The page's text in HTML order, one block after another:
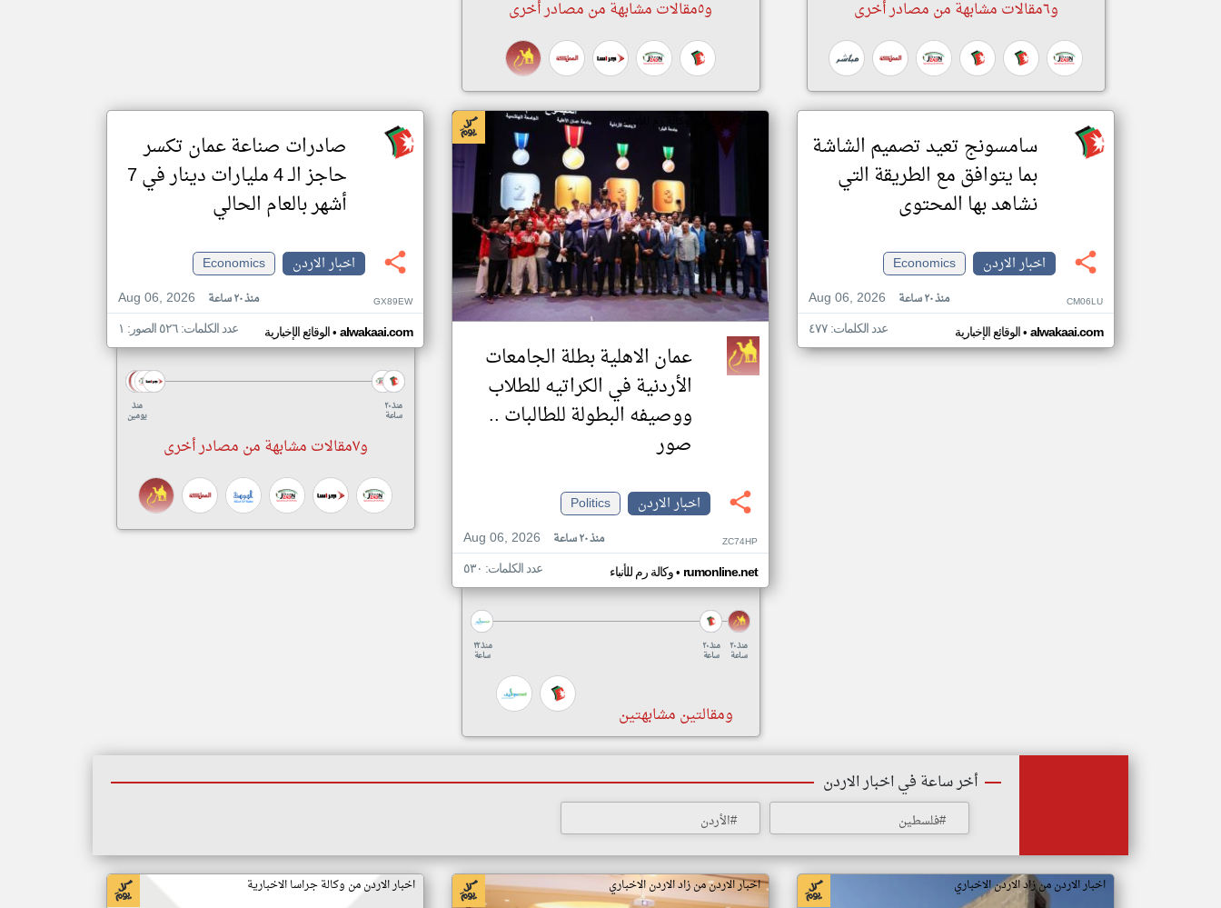
و٦مقالات مشابهة من مصادر أخرى و٥مقالات مشابهة من مصادر أخرى
سامسونج تعيد تصميم الشاشة
بما يتوافق مع الطريقة التي
نشاهد بها المحتوى
اخبار الاردن
Economics
Aug 06, 2026
منذ ٢٠ ساعة CM06LU
الوقائع الإخبارية• alwakaai.com عدد الكلمات: ٤٧٧
اخبار الاردن من وكالة رم للأنباء
عمان الاهلية بطلة الجامعات
الأردنية في الكراتيه للطلاب
ووصيفه البطولة للطالبات ..
صور
اخبار الاردن
Politics
Aug 06, 2026
منذ ٢٠ ساعة ZC74HP
وكالة رم للأنباء• rumonline.net عدد الكلمات: ٥٣٠
منذ ٢٢
ساعة
منذ ٢٠
ساعة
منذ ٢٠
ساعة
ومقالتين مشابهتين
صادرات صناعة عمان تكسر
حاجز الــ 4 مليارات دينار في 7
أشهر بالعام الحالي
اخبار الاردن
Economics
Aug 06, 2026
منذ ٢٠ ساعة GX89EW
الوقائع الإخبارية• alwakaai.com عدد الكلمات: ٥٢٦ الصور: ١
منذ
يومين
منذ ٢٠
ساعة
و٧مقالات مشابهة من مصادر أخرى
أخر ساعة في اخبار الاردن
#فلسطين #الأردن
اخبار الاردن من زاد الاردن الاخباري اخبار الاردن من زاد الاردن الاخباري اخبار الاردن من وكالة جراسا الاخبارية